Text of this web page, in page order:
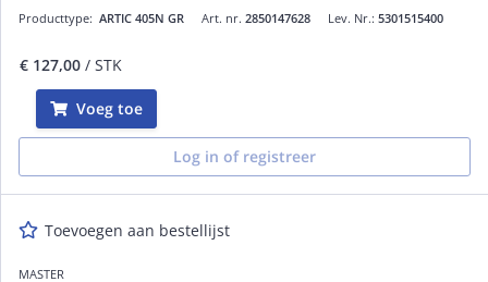
Art. nr. 2850147628
Producttype: ARTIC 405N GR Lev. Nr.: 5301515400
€ 127,00 / STK
Voeg toe
Log in of registreer
Toevoegen aan bestellijst
MASTER